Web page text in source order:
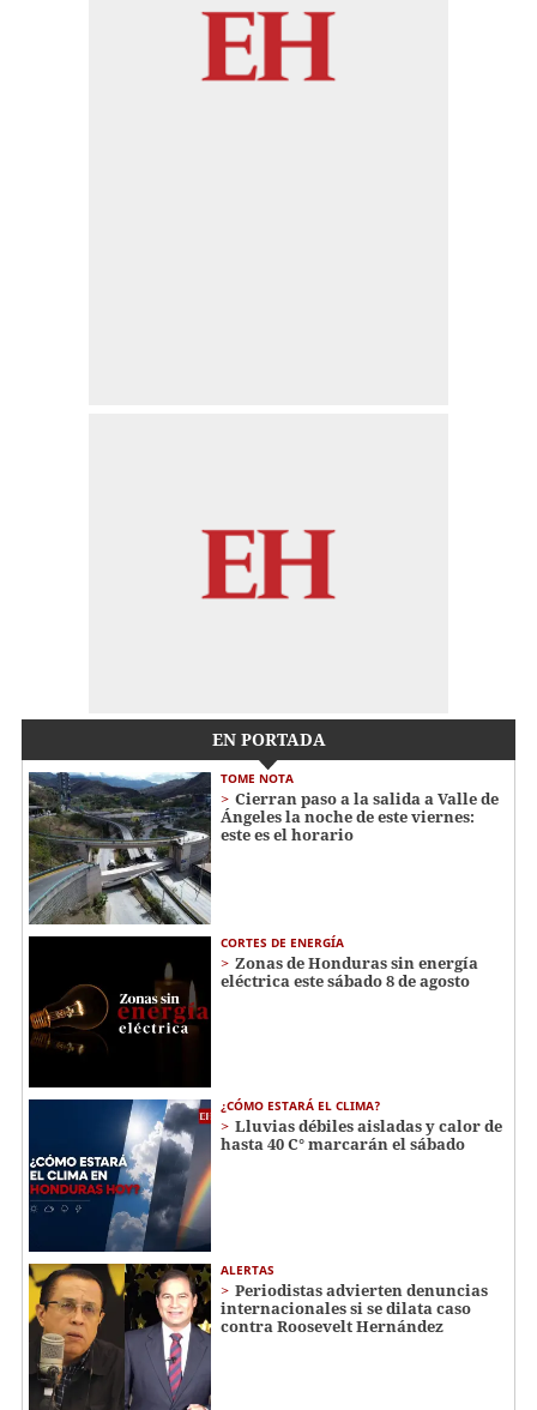
EN PORTADA
TOME NOTA
Cierran paso a la salida a Valle de
Ángeles la noche de este viernes:
este es el horario
CORTES DE ENERGÍA
Zonas de Honduras sin energía
eléctrica este sábado 8 de agosto
¿CÓMO ESTARÁ EL CLIMA?
Lluvias débiles aisladas y calor de
hasta 40 C° marcarán el sábado
ALERTAS
Periodistas advierten denuncias
internacionales si se dilata caso
contra Roosevelt Hernández